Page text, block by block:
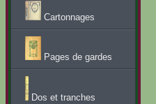
Cartonnages
Pages de gardes
Dos et tranches